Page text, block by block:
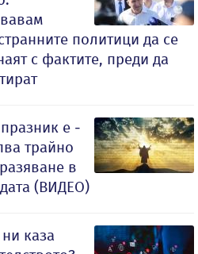
политици да се
с фактите, преди да
е -
трайно
в
(ВИДЕО)
каза